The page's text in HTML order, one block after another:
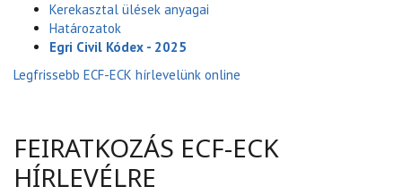
Kerekasztal ülések anyagai
Határozatok
Egri Civil Kódex - 2025
Legfrissebb ECF-ECK hírlevelünk online
FEIRATKOZÁS ECF-ECK
HÍRLEVÉLRE